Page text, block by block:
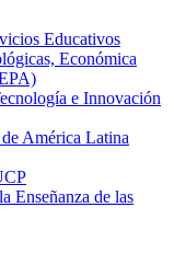
Educativos
Económica
e Innovación
América Latina
Enseñanza de las